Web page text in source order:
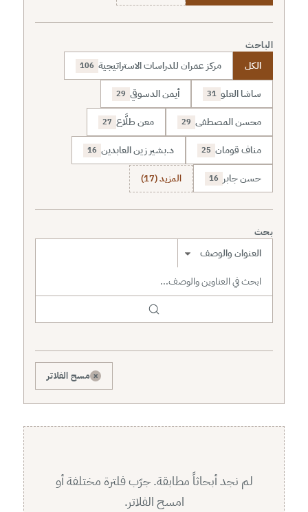
الباحث
الكل مركز عمران للدراسات الاستراتيجية 106
ساشا العلو 31 أيمن الدسوقي 29
محسن المصطفى 29 معن طلَّاع 27
مناف قومان 25 د.بشير زين العابدين 16
حسن جابر 16 المزيد (17)
بحث
نطاق البحث
× مسح الفلاتر
لم نجد أبحاثاً مطابقة. جرّب فلترة مختلفة أو
امسح الفلاتر.